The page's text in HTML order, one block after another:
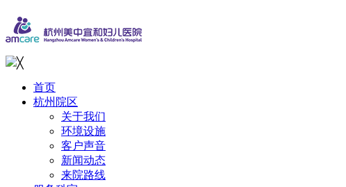
╳
首页
杭州院区
关于我们
环境设施
客户声音
新闻动态
来院路线